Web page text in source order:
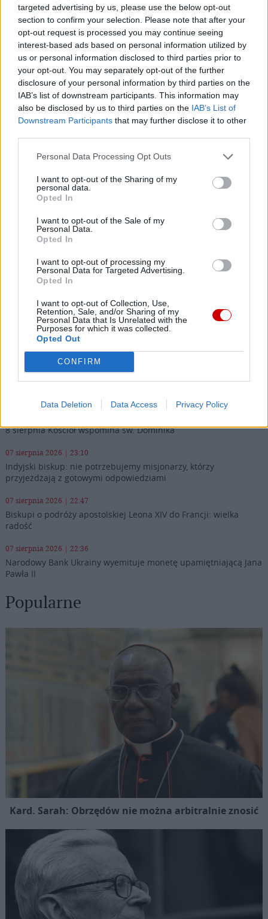
targeted advertising by us, please use the below opt-out
section to confirm your selection. Please note that after your
opt-out request is processed you may continue seeing
interest-based ads based on personal information utilized by
us or personal information disclosed to third parties prior to
your opt-out. You may separately opt-out of the further
disclosure of your personal information by third parties on the
IAB’s list of downstream participants. This information may
also be disclosed by us to third parties on the IAB’s List of
Downstream Participants that may further disclose it to other
Personal Data Processing Opt Outs
I want to opt-out of the Sharing of my
personal data.
Opted In
I want to opt-out of the Sale of my
Personal Data.
Opted In
I want to opt-out of processing my
Personal Data for Targeted Advertising.
Opted In
I want to opt-out of Collection, Use,
Retention, Sale, and/or Sharing of my
Personal Data that Is Unrelated with the
Purposes for which it was collected.
Opted Out
CONFIRM
Data Deletion Data Access Privacy Policy
Każdego dnia publikujemy najważniejsze
informacje z życia Kościoła w Polsce i na świecie.
Jednak bez Twojej pomocy sprostanie temu
zadaniu będzie coraz trudniejsze.
Dlatego prosimy Cię owsparcie portalu eKAI.pl za
pośrednictwem serwisu Patronite.
Dzięki Tobie będziemy mogli realizować naszą
misję. Więcej informacji znajdziesztutaj.
Facebook
Twitter WhatsApp
Email Copy
AUDIENCJA FRANCISZEK
POKÓJ NA ŚWIECIE
Najnowsze
8 sierpnia Kościół wspomina św. Dominika
07 sierpnia 2026 | 23:10
Indyjski biskup: nie potrzebujemy misjonarzy, którzy
przyjeżdżają z gotowymi odpowiedziami
07 sierpnia 2026 | 22:47
Biskupi o podróży apostolskiej Leona XIV do Francji: wielka
radość
07 sierpnia 2026 | 22:36
Narodowy Bank Ukrainy wyemituje monetę upamiętniającą Jana
Pawła II
Popularne
Kard. Sarah: Obrzędów nie można arbitralnie znosić